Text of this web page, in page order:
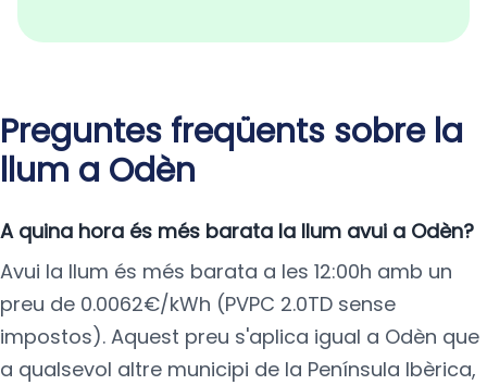
Preguntes freqüents sobre la
llum a Odèn
A quina hora és més barata la llum avui a Odèn?
Avui la llum és més barata a les 12:00h amb un
preu de 0.0062€/kWh (PVPC 2.0TD sense
impostos). Aquest preu s'aplica igual a Odèn que
a qualsevol altre municipi de la Península Ibèrica,